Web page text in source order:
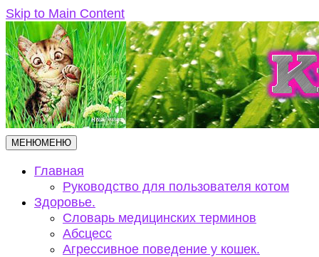
Skip to Main Content
МЕНЮМЕНЮ
Главная
Руководство для пользователя котом
Здоровье.
Словарь медицинских терминов
Абсцесс
Агрессивное поведение у кошек.